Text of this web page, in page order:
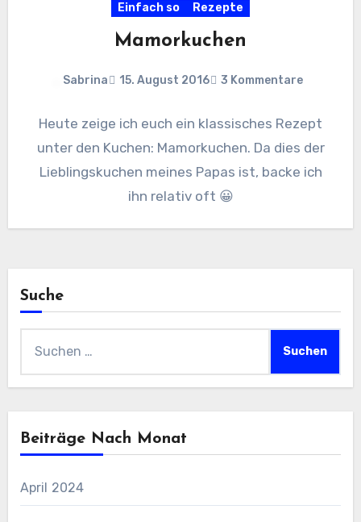
Einfach so Rezepte
Mamorkuchen
Sabrina 15. August 2016 3 Kommentare
Heute zeige ich euch ein klassisches Rezept
unter den Kuchen: Mamorkuchen. Da dies der
Lieblingskuchen meines Papas ist, backe ich
ihn relativ oft 😀
Suche
Beiträge Nach Monat
April 2024